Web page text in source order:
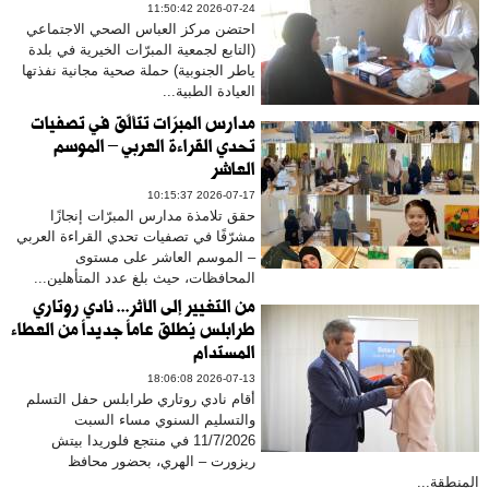
2026-07-24 11:50:42
احتضن مركز العباس الصحي الاجتماعي
(التابع لجمعية المبرّات الخيرية في بلدة
ياطر الجنوبية) حملة صحية مجانية نفذتها
العيادة الطبية...
مدارس المبرّات تتألّق في تصفيات
تحدي القراءة العربي – الموسم
العاشر
2026-07-17 10:15:37
حقق تلامذة مدارس المبرّات إنجازًا
مشرّفًا في تصفيات تحدي القراءة العربي
– الموسم العاشر على مستوى
المحافظات، حيث بلغ عدد المتأهلين...
من التغيير إلى الأثر... نادي روتاري
طرابلس يُطلق عاماً جديداً من العطاء
المستدام
2026-07-13 18:06:08
أقام نادي روتاري طرابلس حفل التسلم
والتسليم السنوي مساء السبت
11/7/2026 في منتجع فلوريدا بيتش
ريزورت – الهري، بحضور محافظ
المنطقة...